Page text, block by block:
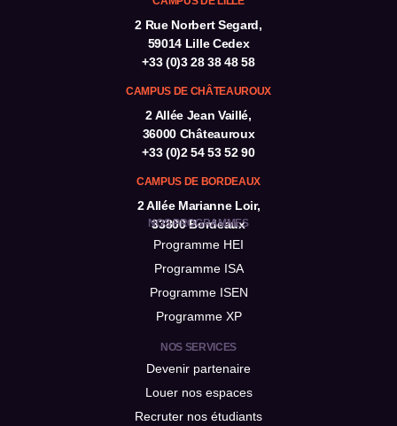
2 Rue Norbert Segard,
59014 Lille Cedex
+33 (0)3 28 38 48 58
CAMPUS DE CHÂTEAUROUX
2 Allée Jean Vaillé,
36000 Châteauroux
+33 (0)2 54 53 52 90
CAMPUS DE BORDEAUX
2 Allée Marianne Loir,
33800 Bordeaux
NOS PROGRAMMES
Programme HEI
Programme ISA
Programme ISEN
Programme XP
NOS SERVICES
Devenir partenaire
Louer nos espaces
Recruter nos étudiants